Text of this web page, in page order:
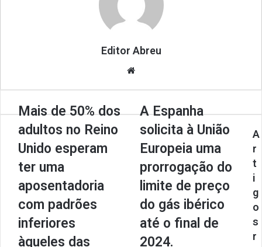
Editor Abreu
Mais de 50% dos
adultos no Reino
Unido esperam
ter uma
aposentadoria
com padrões
inferiores
àqueles das
A Espanha
solicita à União
Europeia uma
prorrogação do
limite de preço
do gás ibérico
até o final de
2024.
A
r
t
i
g
o
s
r